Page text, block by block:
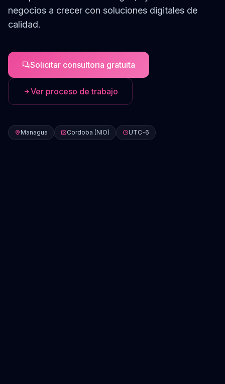
negocios a crecer con soluciones digitales de
calidad.
Solicitar consultoria gratuita
Ver proceso de trabajo
Managua Cordoba (NIO) UTC-6